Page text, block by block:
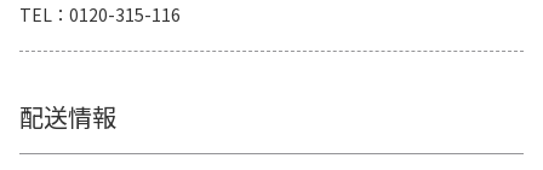
TEL
0120-315-116
配送情報